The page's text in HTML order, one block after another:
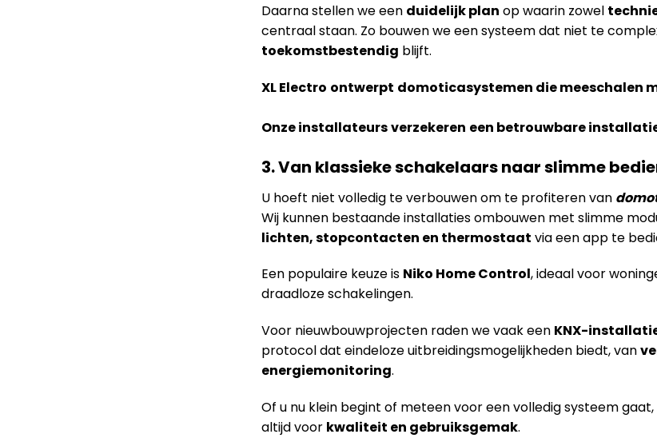
Daarna stellen we een duidelijk plan op waarin zowel
centraal staan. Zo bouwen we een systeem dat niet te
toekomstbestendig blijft.
XL Electro ontwerpt domoticasystemen die meeschalen
Onze installateursverzekeren een betrouwbare
3. Van klassieke schakelaars naar slimme
U hoeft niet volledig te verbouwen om te profiteren van
Wij kunnen bestaande installaties ombouwen met slimme
lichten, stopcontacten en thermostaat via een app te
Een populaire keuze is Niko Home Control, ideaal voor
draadloze schakelingen.
Voor nieuwbouwprojecten raden we vaak een KNX-
protocol dat eindeloze uitbreidingsmogelijkheden biedt, van
energiemonitoring.
Of u nu klein begint of meteen voor een volledig systeem gaat,
altijd voor kwaliteit en gebruiksgemak.